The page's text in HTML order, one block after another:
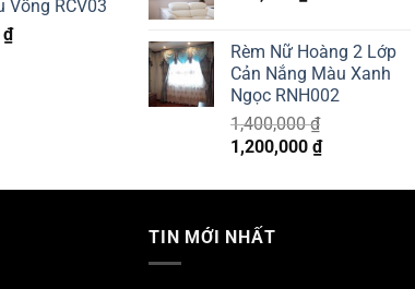
Vồng RCV03
₫
Rèm Nữ Hoàng 2 Lớp
Cản Nắng Màu Xanh
Ngọc RNH002
1,400,000₫
Original
was:
1,200,000 ₫Current
is:
TIN MỚI NHẤT